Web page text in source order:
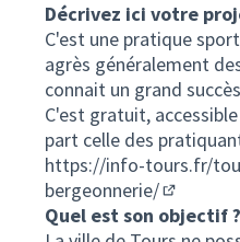
Décrivez ici votre
C'est une pratique
agrès généralement
connait un grand
C'est gratuit,
part celle des
https://info-tours.fr/
bergeonnerie/
(Lien
Quel est son objectif ?